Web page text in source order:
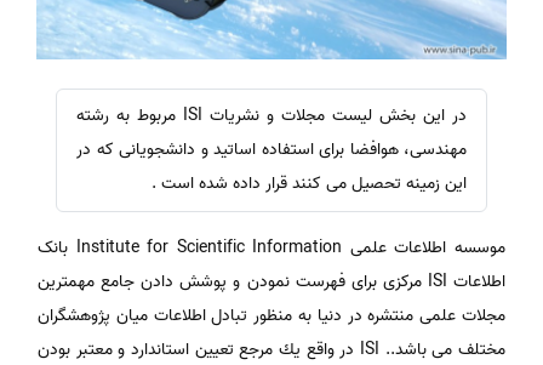
در این بخش لیست مجلات و نشریات ISI مربوط به رشته
مهندسی، هوافضا برای استفاده اساتید و دانشجویانی که در
این زمینه تحصیل می کنند قرار داده شده است .
موسسه اطلاعات علمی Institute for Scientific Information بانک
اطلاعات ISI مرکزی برای فهرست نمودن و پوشش دادن جامع مهمترین
مجلات علمی منتشره در دنیا به منظور تبادل اطلاعات میان پژوهشگران
مختلف می باشد.. ISI در واقع يك مرجع تعيين استاندارد و معتبر بودن